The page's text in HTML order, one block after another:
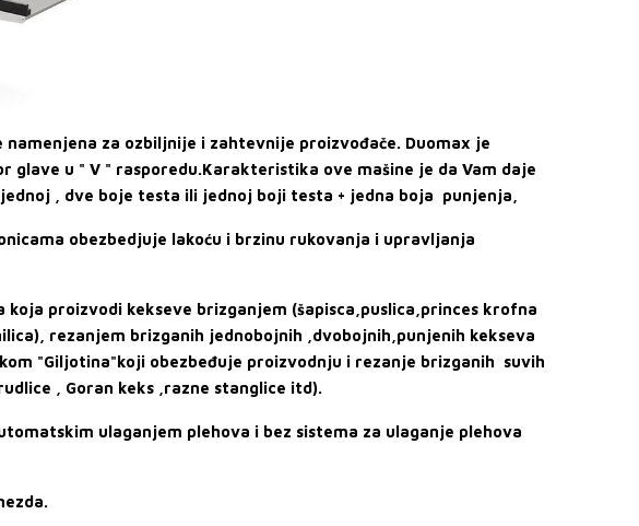
namenjena za ozbiljnije i zahtevnije proizvođače. Duomax je
glave u " V " rasporedu.Karakteristika ove mašine je da Vam daje
, dve boje testa ili jednoj boji testa + jedna boja punjenja,
obezbedjuje lakoću i brzinu rukovanja i upravljanja
proizvodi kekseve brizganjem (šapisca,puslica,princes krofna
rezanjem brizganih jednobojnih ,dvobojnih,punjenih kekseva
"Giljotina"koji obezbeđuje proizvodnju i rezanje brizganih suvih
, Goran keks ,razne stanglice itd).
ulaganjem plehova i bez sistema za ulaganje plehova